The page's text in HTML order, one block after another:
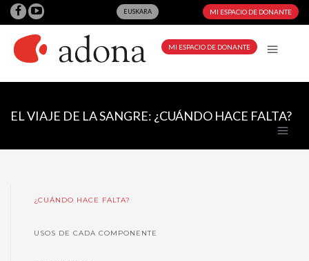
EUSKARA MI ESPACIO DE DONANTE
MI ESPACIO DE DONANTE
EL VIAJE DE LA SANGRE: ¿CUÁNDO HACE FALTA?
¿CUÁNDO HACE FALTA?
USOS DE CADA COMPONENTE